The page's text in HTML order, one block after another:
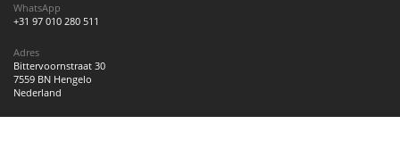
WhatsApp
+31 97 010 280 511
Adres
Bittervoornstraat 30
7559 BN Hengelo
Nederland